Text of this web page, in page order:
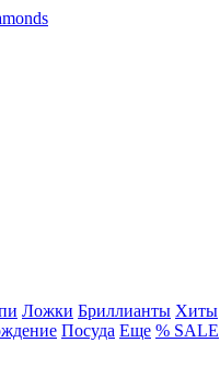
Ложки Бриллианты Хиты
Посуда Еще % SALE